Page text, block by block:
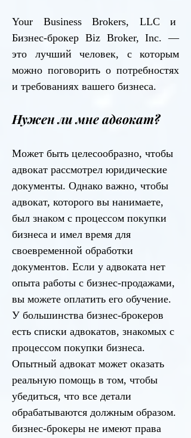
Your Business Brokers, LLC и
Бизнес-брокер Biz Broker, Inc. —
это лучший человек, с которым
можно поговорить о потребностях
и требованиях вашего бизнеса.
Нужен ли мне адвокат?
Может быть целесообразно, чтобы
адвокат рассмотрел юридические
документы. Однако важно, чтобы
адвокат, которого вы нанимаете,
был знаком с процессом покупки
бизнеса и имел время для
своевременной обработки
документов. Если у адвоката нет
опыта работы с бизнес-продажами,
вы можете оплатить его обучение.
У большинства бизнес-брокеров
есть списки адвокатов, знакомых с
процессом покупки бизнеса.
Опытный адвокат может оказать
реальную помощь в том, чтобы
убедиться, что все детали
обрабатываются должным образом.
бизнес-брокеры не имеют права